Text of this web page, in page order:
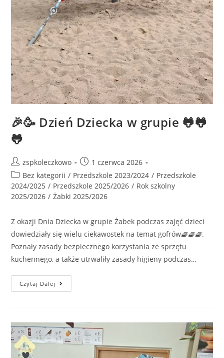
🎉🥳 Dzień Dziecka w grupie 🐸🐸
🐸
zspkoleczkowo
1 czerwca 2026
Bez kategorii / Przedszkole 2023/2024 / Przedszkole
2024/2025 / Przedszkole 2025/2026 / Rok szkolny
2025/2026 / Żabki 2025/2026
Z okazji Dnia Dziecka w grupie Żabek podczas zajęć dzieci
dowiedziały się wielu ciekawostek na temat gofrów🧇🧇🧇.
Poznały zasady bezpiecznego korzystania ze sprzętu
kuchennego, a także utrwaliły zasady higieny podczas…
Czytaj Dalej